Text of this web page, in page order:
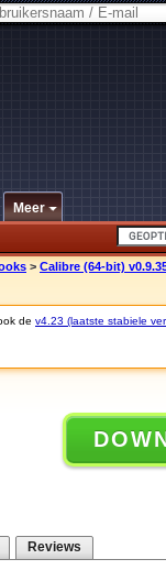
Meer
> Calibre (64-bit)
de v4.23 (laatste stabiele
Reviews